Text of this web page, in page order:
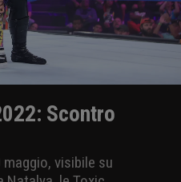
Scontro
visibile su